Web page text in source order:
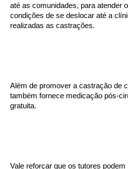
até as comunidades, para atender
condições de se deslocar até a
realizadas as castrações.
Além de promover a castração de
também fornece medicação pós-
gratuita.
Vale reforçar que os tutores